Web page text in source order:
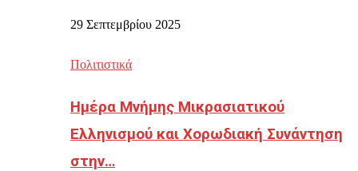
29 Σεπτεμβρίου 2025
Πολιτιστικά
Ημέρα Μνήμης Μικρασιατικού
Ελληνισμού και Χορωδιακή Συνάντηση
στην…